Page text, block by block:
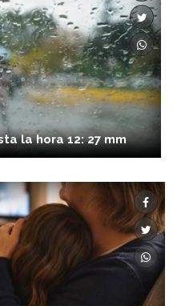
la hora 12: 27 mm